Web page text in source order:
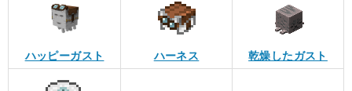
ハッピーガスト ハーネス 乾燥したガスト